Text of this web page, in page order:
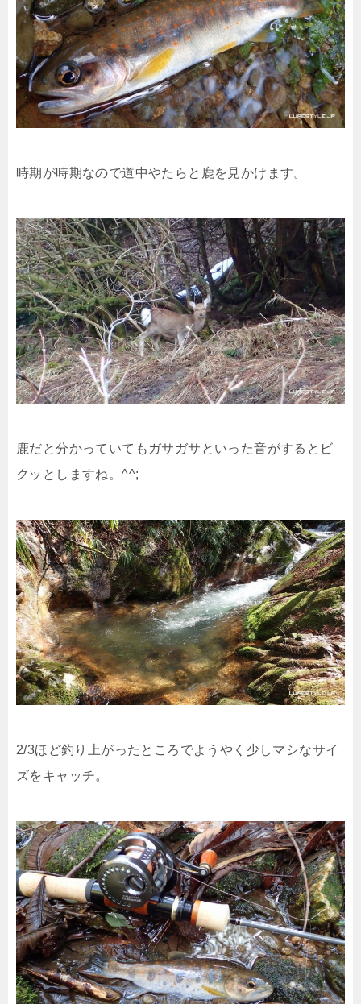
時期が時期なので道中やたらと鹿を見かけます。
鹿だと分かっていてもガサガサといった音がするとビ
クッとしますね。^^;
2/3ほど釣り上がったところでようやく少しマシなサイ
ズをキャッチ。